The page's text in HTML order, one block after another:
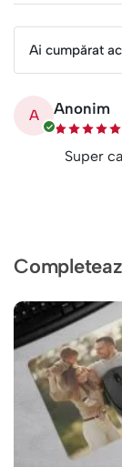
Ai cumpărat
A Anonim
Super